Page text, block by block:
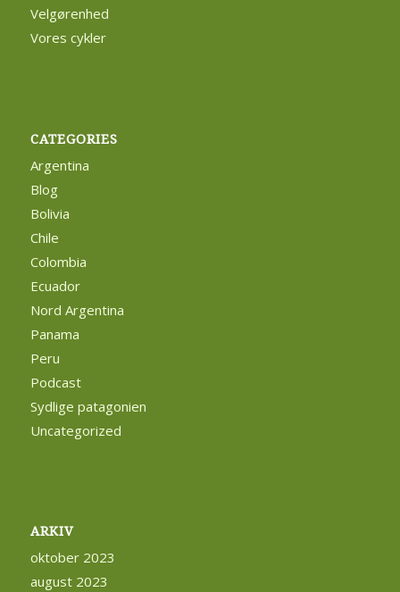
Velgørenhed
Vores cykler
CATEGORIES
Argentina
Blog
Bolivia
Chile
Colombia
Ecuador
Nord Argentina
Panama
Peru
Podcast
Sydlige patagonien
Uncategorized
ARKIV
oktober 2023
august 2023